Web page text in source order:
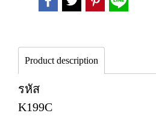
Product description
รหัส
K199C